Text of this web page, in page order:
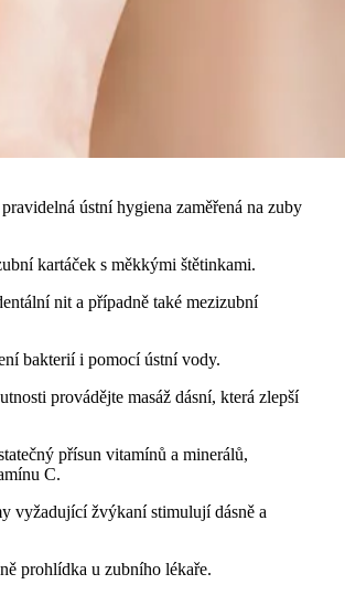
ústní hygiena zaměřená na zuby
kartáček s měkkými štětinkami.
nit a případně také mezizubní
bakterií i pomocí ústní vody.
provádějte masáž dásní, která zlepší
přísun vitamínů a minerálů,
C.
vyžadující žvýkaní stimulují dásně a
prohlídka u zubního lékaře.